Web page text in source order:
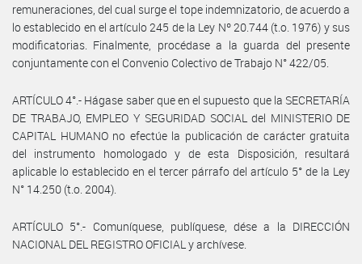
remuneraciones, del cual surge el tope indemnizatorio, de acuerdo a
lo establecido en el artículo 245 de la Ley Nº 20.744 (t.o. 1976) y sus
modificatorias. Finalmente, procédase a la guarda del presente
conjuntamente con el Convenio Colectivo de Trabajo N° 422/05.
ARTÍCULO 4°.- Hágase saber que en el supuesto que la SECRETARÍA
DE TRABAJO, EMPLEO Y SEGURIDAD SOCIAL del MINISTERIO DE
CAPITAL HUMANO no efectúe la publicación de carácter gratuita
del instrumento homologado y de esta Disposición, resultará
aplicable lo establecido en el tercer párrafo del artículo 5° de la Ley
N° 14.250 (t.o. 2004).
ARTÍCULO 5°.- Comuníquese, publíquese, dése a la DIRECCIÓN
NACIONAL DEL REGISTRO OFICIAL y archívese.